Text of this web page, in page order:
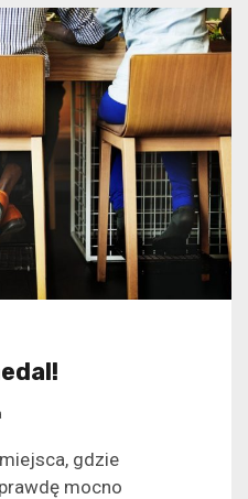
gdzie
mocno